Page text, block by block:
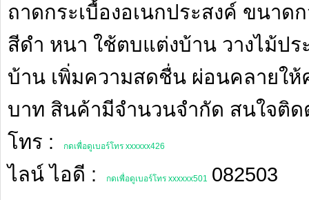
ถาดกระเบื้องอเนกประสงค์ ขนาด
สีดำ หนา ใช้ตบแต่งบ้าน วางไม้ป
บ้าน เพิ่มความสดชื่น ผ่อนคลายให้
บาท สินค้ามีจำนวนจำกัด สนใจติด
โทร :
กดเพื่อดูเบอร์โทร xxxxxx426
ไลน์ ไอดี : กดเพื่อดูเบอร์โทร xxxxxx501 082503